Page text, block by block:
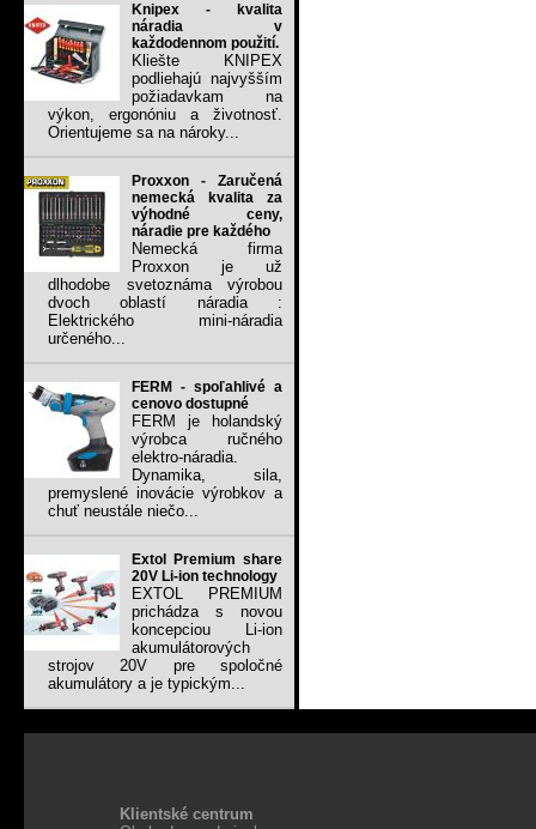
Knipex - kvalita
náradia v
každodennom použití.
Kliešte KNIPEX
podliehajú najvyšším
požiadavkam na
výkon, ergonóniu a životnosť.
Orientujeme sa na nároky...
Proxxon - Zaručená
nemecká kvalita za
výhodné ceny,
náradie pre každého
Nemecká firma
Proxxon je už
dlhodobe svetoznáma výrobou
dvoch oblastí náradia :
Elektrického mini-náradia
určeného...
FERM - spoľahlivé a
cenovo dostupné
FERM je holandský
výrobca ručného
elektro-náradia.
Dynamika, sila,
premyslené inovácie výrobkov a
chuť neustále niečo...
Extol Premium share
20V Li-ion technology
EXTOL PREMIUM
prichádza s novou
koncepciou Li-ion
akumulátorových
strojov 20V pre spoločné
akumulátory a je typickým...
Klientské centrum